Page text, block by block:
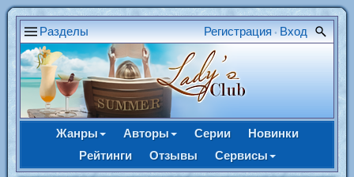
Разделы Регистрация • Вход
Жанры Авторы Серии
Новинки
Рейтинги
Отзывы Сервисы